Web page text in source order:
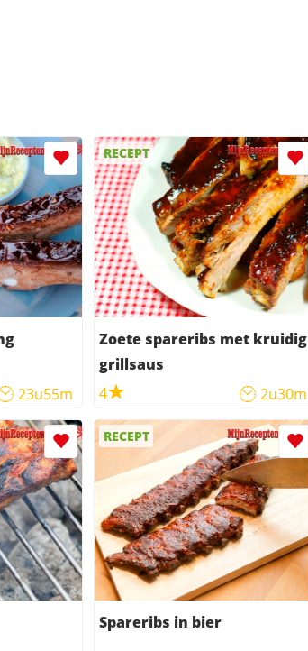
23u55m
RECEPT
Zoete spareribs met kruidig
grillsaus
4
2u30m
RECEPT
Spareribs in bier